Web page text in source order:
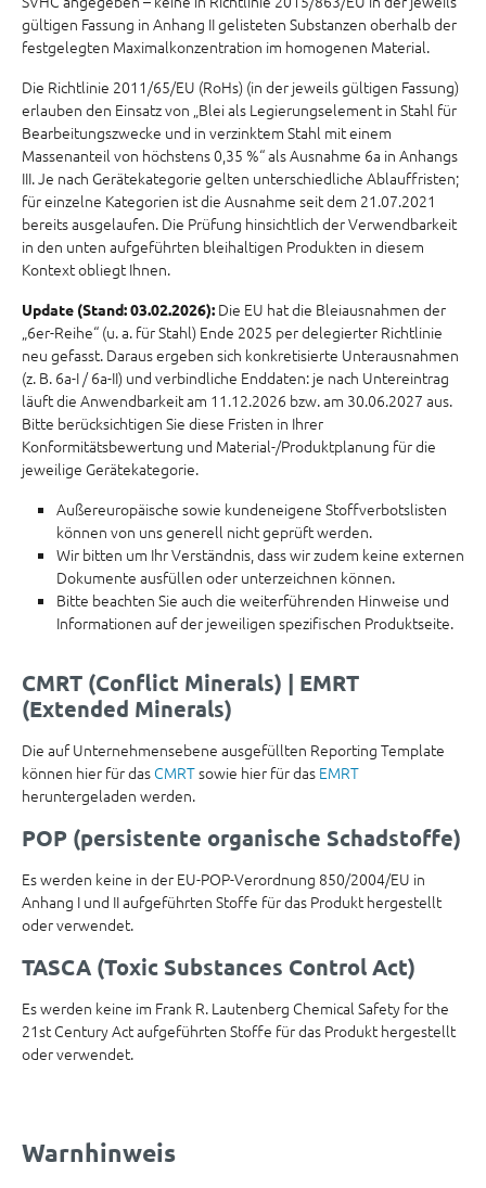
gültigen Fassung in Anhang II gelisteten Substanzen oberhalb der
festgelegten Maximalkonzentration im homogenen Material.
Die Richtlinie 2011/65/EU (RoHs) (in der jeweils gültigen Fassung)
erlauben den Einsatz von „Blei als Legierungselement in Stahl für
Bearbeitungszwecke und in verzinktem Stahl mit einem
Massenanteil von höchstens 0,35 %“ als Ausnahme 6a in Anhangs
III. Je nach Gerätekategorie gelten unterschiedliche Ablauffristen;
für einzelne Kategorien ist die Ausnahme seit dem 21.07.2021
bereits ausgelaufen. Die Prüfung hinsichtlich der Verwendbarkeit
in den unten aufgeführten bleihaltigen Produkten in diesem
Kontext obliegt Ihnen.
Update (Stand: 03.02.2026): Die EU hat die Bleiausnahmen der
„6er-Reihe“ (u. a. für Stahl) Ende 2025 per delegierter Richtlinie
neu gefasst. Daraus ergeben sich konkretisierte Unterausnahmen
(z. B. 6a-I / 6a-II) und verbindliche Enddaten: je nach Untereintrag
läuft die Anwendbarkeit am 11.12.2026 bzw. am 30.06.2027 aus.
Bitte berücksichtigen Sie diese Fristen in Ihrer
Konformitätsbewertung und Material-/Produktplanung für die
jeweilige Gerätekategorie.
Außereuropäische sowie kundeneigene Stoffverbotslisten
können von uns generell nicht geprüft werden.
Wir bitten um Ihr Verständnis, dass wir zudem keine externen
Dokumente ausfüllen oder unterzeichnen können.
Bitte beachten Sie auch die weiterführenden Hinweise und
Informationen auf der jeweiligen spezifischen Produktseite.
CMRT (Conflict Minerals) | EMRT
(Extended Minerals)
Die auf Unternehmensebene ausgefüllten Reporting Template
können hier für das CMRTsowie hier für das EMRT
heruntergeladen werden.
POP (persistente organische Schadstoffe)
Es werden keine in der EU-POP-Verordnung 850/2004/EU in
Anhang I und II aufgeführten Stoffe für das Produkt hergestellt
oder verwendet.
TASCA (Toxic Substances Control Act)
Es werden keine im Frank R. Lautenberg Chemical Safety for the
21st Century Act aufgeführten Stoffe für das Produkt hergestellt
oder verwendet.
Warnhinweis